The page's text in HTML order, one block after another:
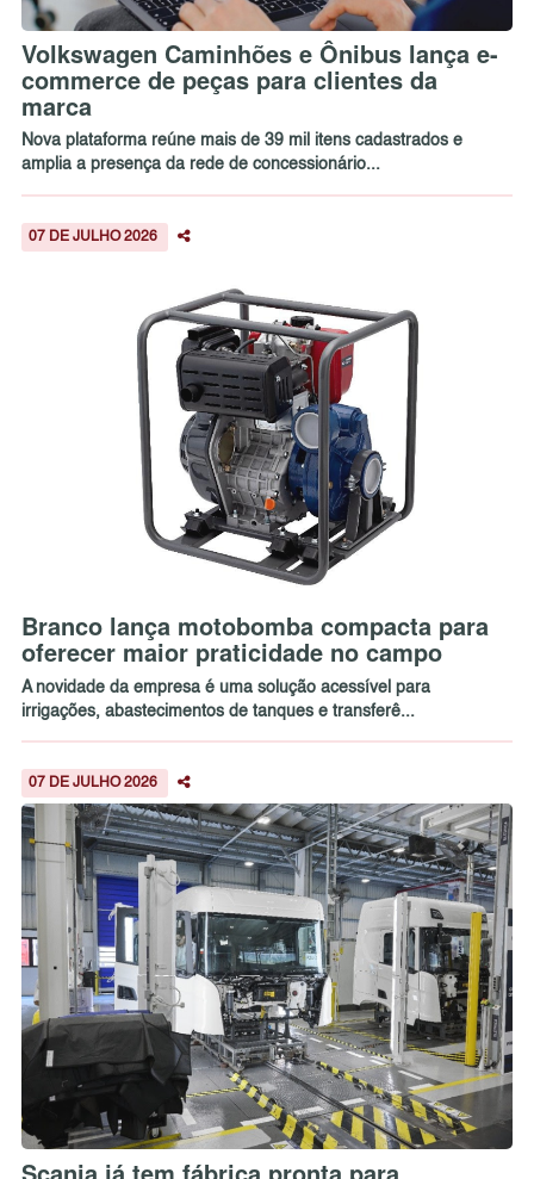
Volkswagen Caminhões e Ônibus lança e-
commerce de peças para clientes da
marca
Nova plataforma reúne mais de 39 mil itens cadastrados e
amplia a presença da rede de concessionário...
07 DE JULHO 2026
Branco lança motobomba compacta para
oferecer maior praticidade no campo
A novidade da empresa é uma solução acessível para
irrigações, abastecimentos de tanques e transferê...
07 DE JULHO 2026